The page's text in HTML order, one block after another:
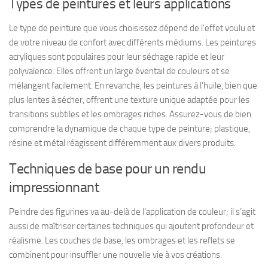
Types de peintures et leurs applications
Le type de peinture que vous choisissez dépend de l’effet voulu et
de votre niveau de confort avec différents médiums. Les peintures
acryliques sont populaires pour leur séchage rapide et leur
polyvalence. Elles offrent un large éventail de couleurs et se
mélangent facilement. En revanche, les peintures à l’huile, bien que
plus lentes à sécher, offrent une texture unique adaptée pour les
transitions subtiles et les ombrages riches. Assurez-vous de bien
comprendre la dynamique de chaque type de peinture; plastique,
résine et métal réagissent différemment aux divers produits.
Techniques de base pour un rendu
impressionnant
Peindre des figurines va au-delà de l’application de couleur; il s’agit
aussi de maîtriser certaines techniques qui ajoutent profondeur et
réalisme. Les couches de base, les ombrages et les reflets se
combinent pour insuffler une nouvelle vie à vos créations.